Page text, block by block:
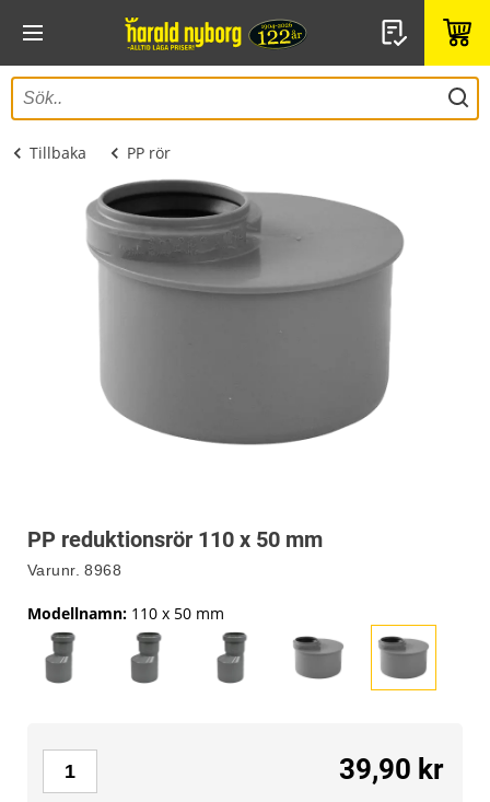
Tillbaka PP rör
PP reduktionsrör 110 x 50 mm
Varunr. 8968
Modellnamn: 110 x 50 mm
39,90 kr